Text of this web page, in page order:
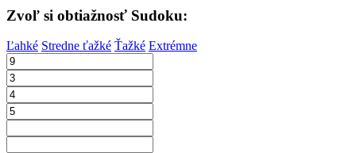
Zvoľ si obtiažnosť Sudoku:
Ľahké Stredne ťažké Ťažké Extrémne